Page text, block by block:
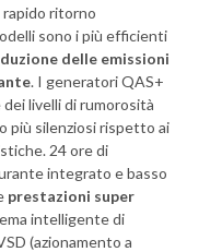
ritorno
sono i più efficienti
delle emissioni
. I generatori QAS+
livelli di rumorosità
più silenziosi rispetto ai
24 ore di
integrato e basso
prestazioni super
intelligente di
(azionamento a